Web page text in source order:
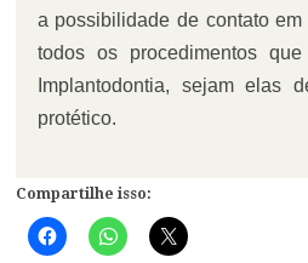
a possibilidade de contato
todos os procedimentos
Implantodontia, sejam elas
protético.
Compartilhe isso: